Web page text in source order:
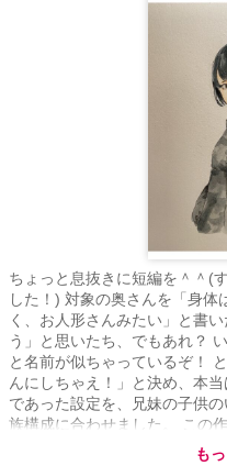
ちょっと息抜きに短編を＾＾(
した！) 対象の奥さんを「身体
く、お人形さんみたい」と書
う」と思いたち、でもあれ？
と名前が似ちゃっているぞ！
んにしちゃえ！」と決め、本
であった設定を、兄妹の子供
族構成に合わせました。 この
つまり、数年前なので、スマ
も